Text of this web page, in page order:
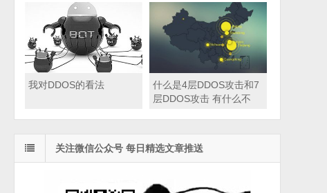
我对DDOS的看法
什么是4层DDOS攻击和7
层DDOS攻击 有什么不
关注微信公众号 每日精选文章推送